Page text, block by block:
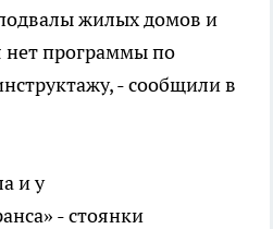
жилых домов и
программы по
- сообщили в
и у
- стоянки